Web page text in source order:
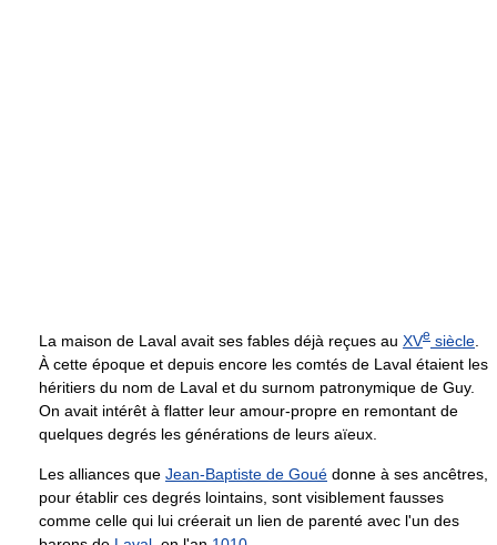
La maison de Laval avait ses fables déjà reçues au XVe siècle
À cette époque et depuis encore les comtés de Laval étaient les
héritiers du nom de Laval et du surnom patronymique de Guy.
On avait intérêt à flatter leur amour-propre en remontant de
quelques degrés les générations de leurs aïeux.
Les alliances que Jean-Baptiste de Goué donne à ses ancêtres,
pour établir ces degrés lointains, sont visiblement fausses
comme celle qui lui créerait un lien de parenté avec l'un des